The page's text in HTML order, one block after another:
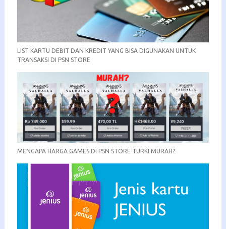
LIST KARTU DEBIT DAN KREDIT YANG BISA DIGUNAKAN UNTUK
TRANSAKSI DI PSN STORE
MENGAPA HARGA GAMES DI PSN STORE TURKI MURAH?